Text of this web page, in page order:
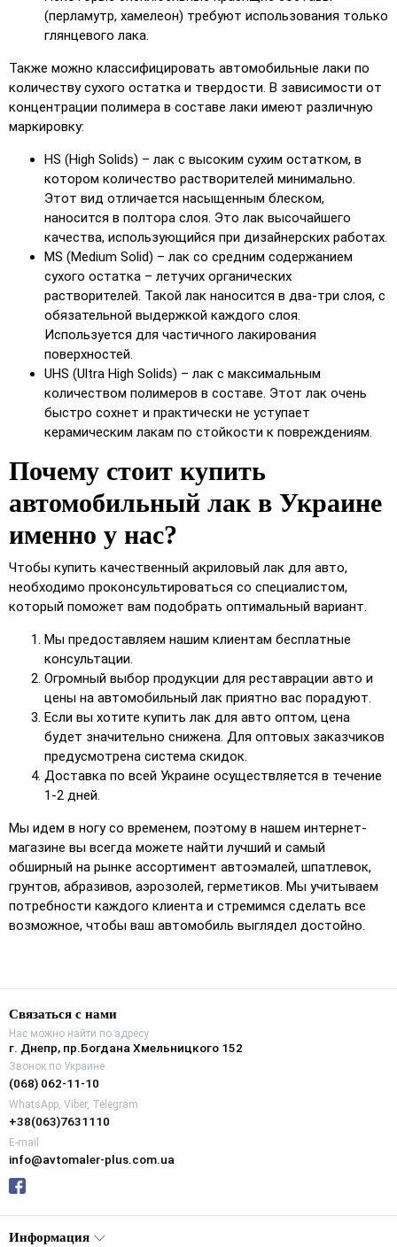
(перламутр, хамелеон) требуют использования только
глянцевого лака.
Также можно классифицировать автомобильные лаки по
количеству сухого остатка и твердости. В зависимости от
концентрации полимера в составе лаки имеют различную
маркировку:
HS (High Solids) – лак с высоким сухим остатком, в
котором количество растворителей минимально.
Этот вид отличается насыщенным блеском,
наносится в полтора слоя. Это лак высочайшего
качества, использующийся при дизайнерских работах.
MS (Medium Solid) – лак со средним содержанием
сухого остатка – летучих органических
растворителей. Такой лак наносится в два-три слоя, с
обязательной выдержкой каждого слоя.
Используется для частичного лакирования
поверхностей.
UHS (Ultra High Solids) – лак с максимальным
количеством полимеров в составе. Этот лак очень
быстро сохнет и практически не уступает
керамическим лакам по стойкости к повреждениям.
Почему стоит купить
автомобильный лак в Украине
именно у нас?
Чтобы купить качественный акриловый лак для авто,
необходимо проконсультироваться со специалистом,
который поможет вам подобрать оптимальный вариант.
Мы предоставляем нашим клиентам бесплатные
консультации.
Огромный выбор продукции для реставрации авто и
цены на автомобильный лак приятно вас порадуют.
Если вы хотите купить лак для авто оптом, цена
будет значительно снижена. Для оптовых заказчиков
предусмотрена система скидок.
Доставка по всей Украине осуществляется в течение
1-2 дней.
Мы идем в ногу со временем, поэтому в нашем интернет-
магазине вы всегда можете найти лучший и самый
обширный на рынке ассортимент автоэмалей, шпатлевок,
грунтов, абразивов, аэрозолей, герметиков. Мы учитываем
потребности каждого клиента и стремимся сделать все
возможное, чтобы ваш автомобиль выглядел достойно.
Связаться с нами
Нас можно найти по адресу
г. Днепр, пр.Богдана Хмельницкого 152
Звонок по Украине
(068) 062-11-10
WhatsApp, Viber, Telegram
+38(063)7631110
E-mail
info@avtomaler-plus.com.ua
Информация